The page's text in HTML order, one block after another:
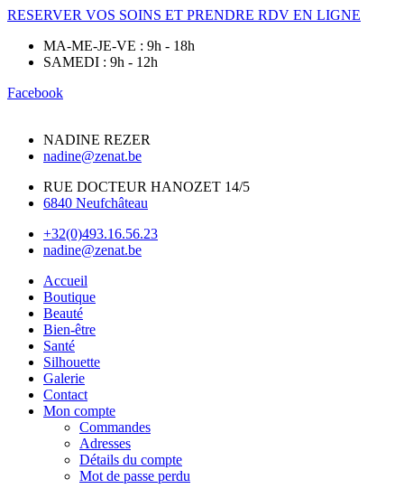
RESERVER VOS SOINS ET PRENDRE RDV EN LIGNE
MA-ME-JE-VE : 9h - 18h
SAMEDI : 9h - 12h
Facebook
NADINE REZER
nadine@zenat.be
RUE DOCTEUR HANOZET 14/5
6840 Neufchâteau
+32(0)493.16.56.23
nadine@zenat.be
Accueil
Boutique
Beauté
Bien-être
Santé
Silhouette
Galerie
Contact
Mon compte
Commandes
Adresses
Détails du compte
Mot de passe perdu